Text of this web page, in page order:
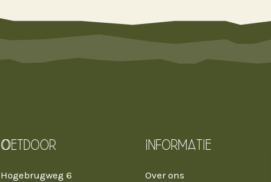
Oetdoor
Hogebrugweg 6
Informatie
Over ons